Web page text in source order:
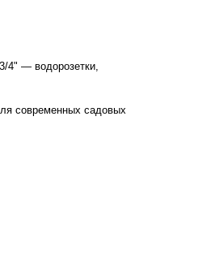
4" — водорозетки,
современных садовых